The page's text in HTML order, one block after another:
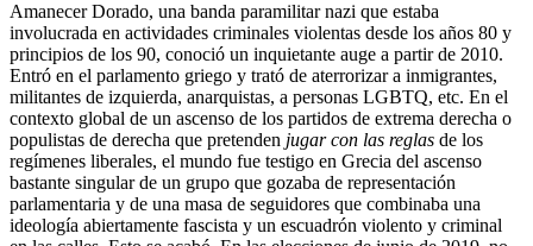
Amanecer Dorado, una banda paramilitar nazi que estaba
involucrada en actividades criminales violentas desde los años 80 y
principios de los 90, conoció un inquietante auge a partir de 2010.
Entró en el parlamento griego y trató de aterrorizar a inmigrantes,
militantes de izquierda, anarquistas, a personas LGBTQ, etc. En el
contexto global de un ascenso de los partidos de extrema derecha o
populistas de derecha que pretenden jugar con las reglas de los
regímenes liberales, el mundo fue testigo en Grecia del ascenso
bastante singular de un grupo que gozaba de representación
parlamentaria y de una masa de seguidores que combinaba una
ideología abiertamente fascista y un escuadrón violento y criminal